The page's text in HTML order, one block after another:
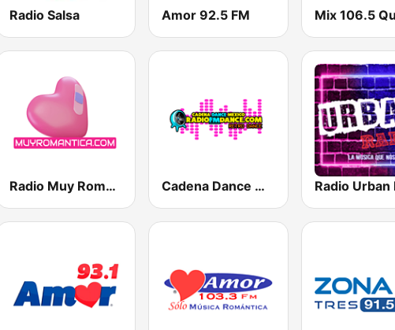
Radio Salsa Amor 92.5 FM
Radio Muy Romantica Mexico Cadena Dance México